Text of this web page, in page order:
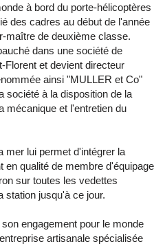
à bord du porte-hélicoptères
des cadres au début de l'année
maître de deuxième classe.
dans une société de
Florent et devient directeur
ainsi "MULLER et Co"
société à la disposition de la
mécanique et l'entretien du
mer lui permet d'intégrer la
en qualité de membre d'équipage
sur toutes les vedettes
station jusqu'à ce jour.
engagement pour le monde
artisanale spécialisée